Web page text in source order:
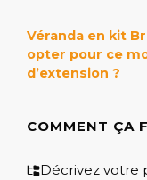
Véranda en kit
opter pour ce
d’extension ?
COMMENT ÇA
Décrivez votre